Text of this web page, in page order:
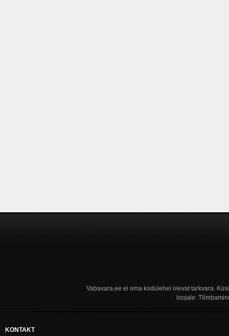
Vabavara.ee ei oma kodulehel olevat tarkvara.
loojale.
KONTAKT